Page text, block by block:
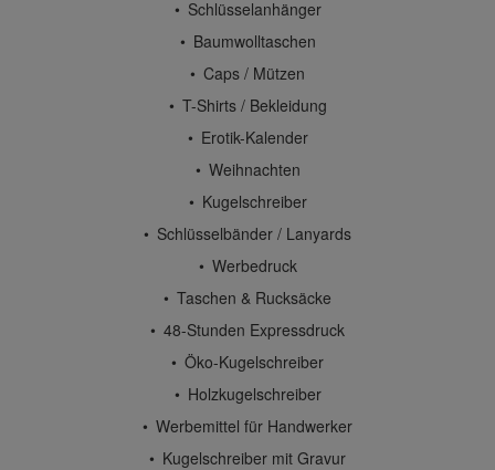
Schlüsselanhänger
Baumwolltaschen
Caps / Mützen
T-Shirts / Bekleidung
Erotik-Kalender
Weihnachten
Kugelschreiber
Schlüsselbänder / Lanyards
Werbedruck
Taschen & Rucksäcke
48-Stunden Expressdruck
Öko-Kugelschreiber
Holzkugelschreiber
Werbemittel für Handwerker
Kugelschreiber mit Gravur